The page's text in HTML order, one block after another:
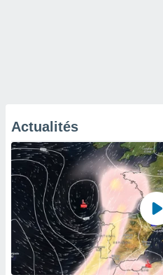
Actualités